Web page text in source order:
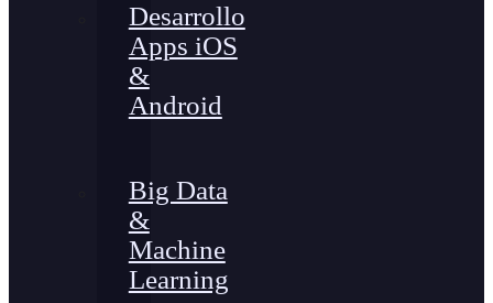
Desarrollo
Apps iOS
&
Android
Big Data
&
Machine
Learning